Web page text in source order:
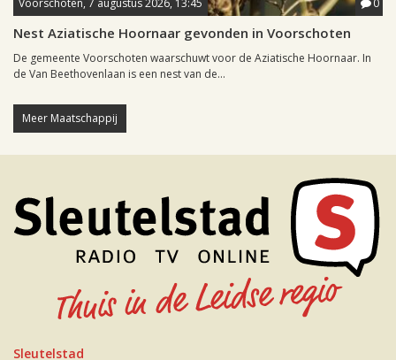
Voorschoten, 7 augustus 2026, 13:45 0
Nest Aziatische Hoornaar gevonden in Voorschoten
De gemeente Voorschoten waarschuwt voor de Aziatische Hoornaar. In
de Van Beethovenlaan is een nest van de...
Meer Maatschappij
Sleutelstad